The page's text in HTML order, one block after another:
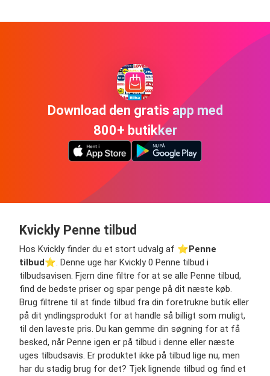
Download den gratis app med
800+ butikker
Kvickly Penne tilbud
Hos Kvickly finder du et stort udvalg af ⭐️Penne
tilbud⭐️. Denne uge har Kvickly 0 Penne tilbud i
tilbudsavisen. Fjern dine filtre for at se alle Penne tilbud,
find de bedste priser og spar penge på dit næste køb.
Brug filtrene til at finde tilbud fra din foretrukne butik eller
på dit yndlingsprodukt for at handle så billigt som muligt,
til den laveste pris. Du kan gemme din søgning for at få
besked, når Penne igen er på tilbud i denne eller næste
uges tilbudsavis. Er produktet ikke på tilbud lige nu, men
har du stadig brug for det? Tjek lignende tilbud og find et